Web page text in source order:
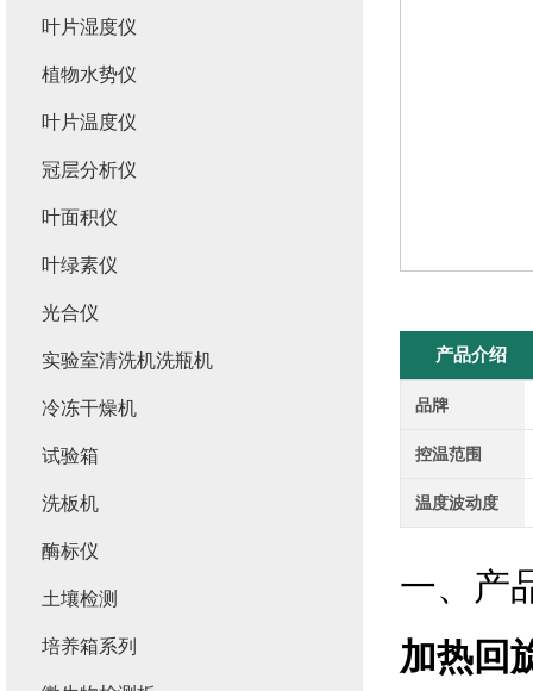
产品介绍
品牌
控温范围
温度波动度
一、产
加热回
叶片湿度仪
植物水势仪
叶片温度仪
冠层分析仪
叶面积仪
叶绿素仪
光合仪
实验室清洗机洗瓶机
冷冻干燥机
试验箱
洗板机
酶标仪
土壤检测
培养箱系列